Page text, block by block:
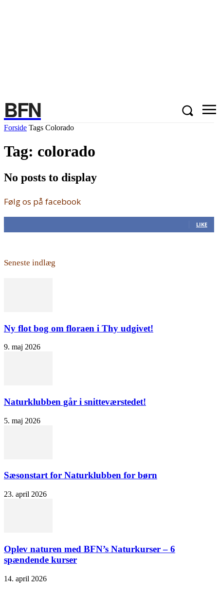
BFN
Forside Tags Colorado
Tag: colorado
No posts to display
Følg os på facebook
LIKE
Seneste indlæg
Ny flot bog om floraen i Thy udgivet!
9. maj 2026
Naturklubben går i snitteværstedet!
5. maj 2026
Sæsonstart for Naturklubben for børn
23. april 2026
Oplev naturen med BFN’s Naturkurser – 6
spændende kurser
14. april 2026